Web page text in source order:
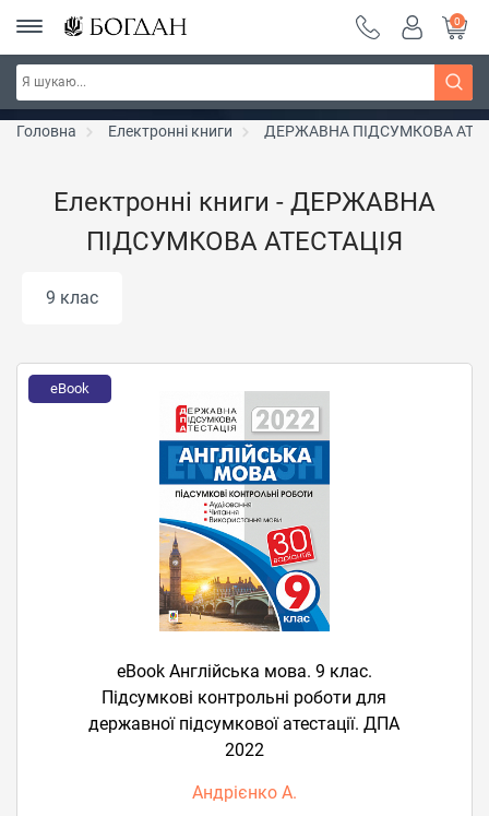
Серія "Чейзіана" ~ знижка 20%
0
Головна Електронні книги ДЕРЖАВНА ПІДСУМКОВА
Електронні книги - ДЕРЖАВНА
ПІДСУМКОВА АТЕСТАЦІЯ
9 клас
eBook
eBook Англійська мова. 9 клас.
Підсумкові контрольні роботи для
державної підсумкової атестації. ДПА
2022
Андрієнко А.